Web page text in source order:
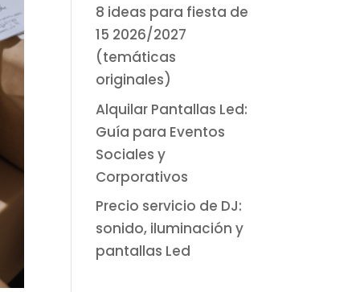
8 ideas para fiesta de
15 2026/2027
(temáticas
originales)
Alquilar Pantallas Led:
Guía para Eventos
Sociales y
Corporativos
Precio servicio de DJ:
sonido, iluminación y
pantallas Led